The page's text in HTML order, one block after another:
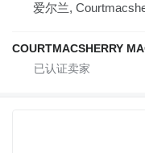
爱尔兰,
COURTMACSHERRY